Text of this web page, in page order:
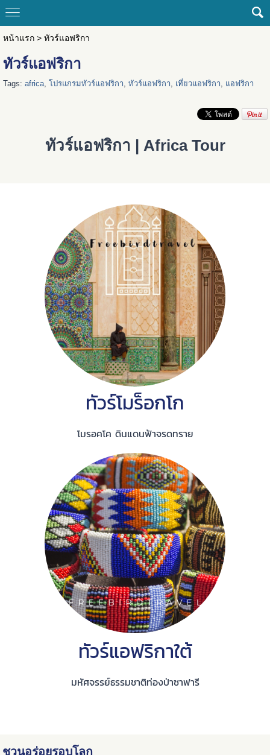
หน้าแรก> ทัวร์แอฟริกา
ทัวร์แอฟริกา
Tags: africa, โปรแกรมทัวร์แอฟริกา, ทัวร์แอฟริกา, เที่ยวแอฟริกา, แอฟริกา
ทัวร์แอฟริกา | Africa Tour
ทัวร์โมร็อกโก
โมรอคโค ดินแดนฟ้าจรดทราย
ทัวร์แอฟริกาใต้
มหัศจรรย์ธรรมชาติท่องป่าซาฟารี
ชวนอร่อยรอบโลก